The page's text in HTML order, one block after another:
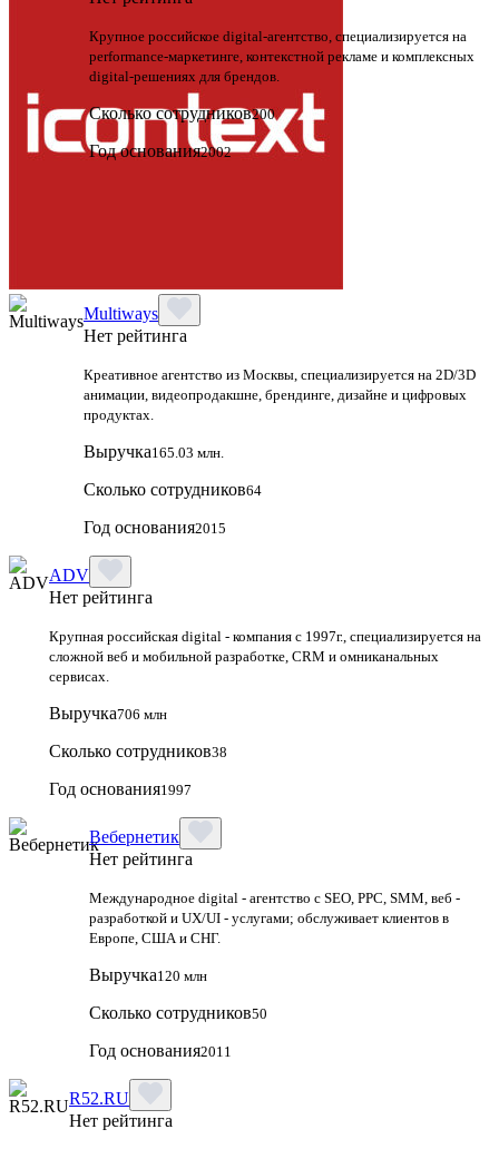
Крупное российское digital-агентство, специализируется на
performance-маркетинге, контекстной рекламе и комплексных
digital-решениях для брендов.
Сколько сотрудников200
Год основания2002
Multiways
Нет рейтинга
Креативное агентство из Москвы, специализируется на 2D/3D
анимации, видеопродакшне, брендинге, дизайне и цифровых
продуктах.
Выручка165.03 млн.
Сколько сотрудников64
Год основания2015
ADV
Нет рейтинга
Крупная российская digital - компания с 1997г., специализируется на
сложной веб и мобильной разработке, CRM и омниканальных
сервисах.
Выручка706 млн
Сколько сотрудников38
Год основания1997
Вебернетик
Нет рейтинга
Международное digital - агентство с SEO, PPC, SMM, веб -
разработкой и UX/UI - услугами; обслуживает клиентов в
Европе, США и СНГ.
Выручка120 млн
Сколько сотрудников50
Год основания2011
R52.RU
Нет рейтинга